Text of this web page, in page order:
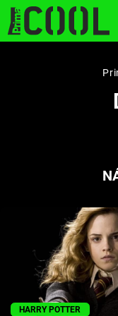
STARHOUSE
PLNEJ
Seriály
Hry
HARRY POTTER